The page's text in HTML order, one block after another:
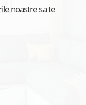
noastre sa te